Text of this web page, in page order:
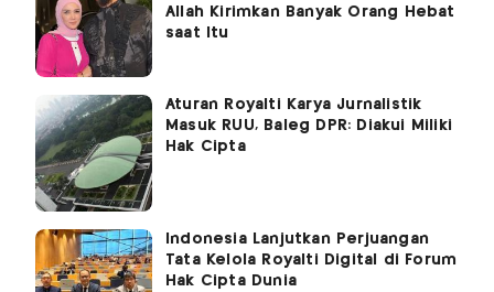
Allah Kirimkan Banyak Orang Hebat
saat Itu
Aturan Royalti Karya Jurnalistik
Masuk RUU, Baleg DPR: Diakui Miliki
Hak Cipta
Indonesia Lanjutkan Perjuangan
Tata Kelola Royalti Digital di Forum
Hak Cipta Dunia